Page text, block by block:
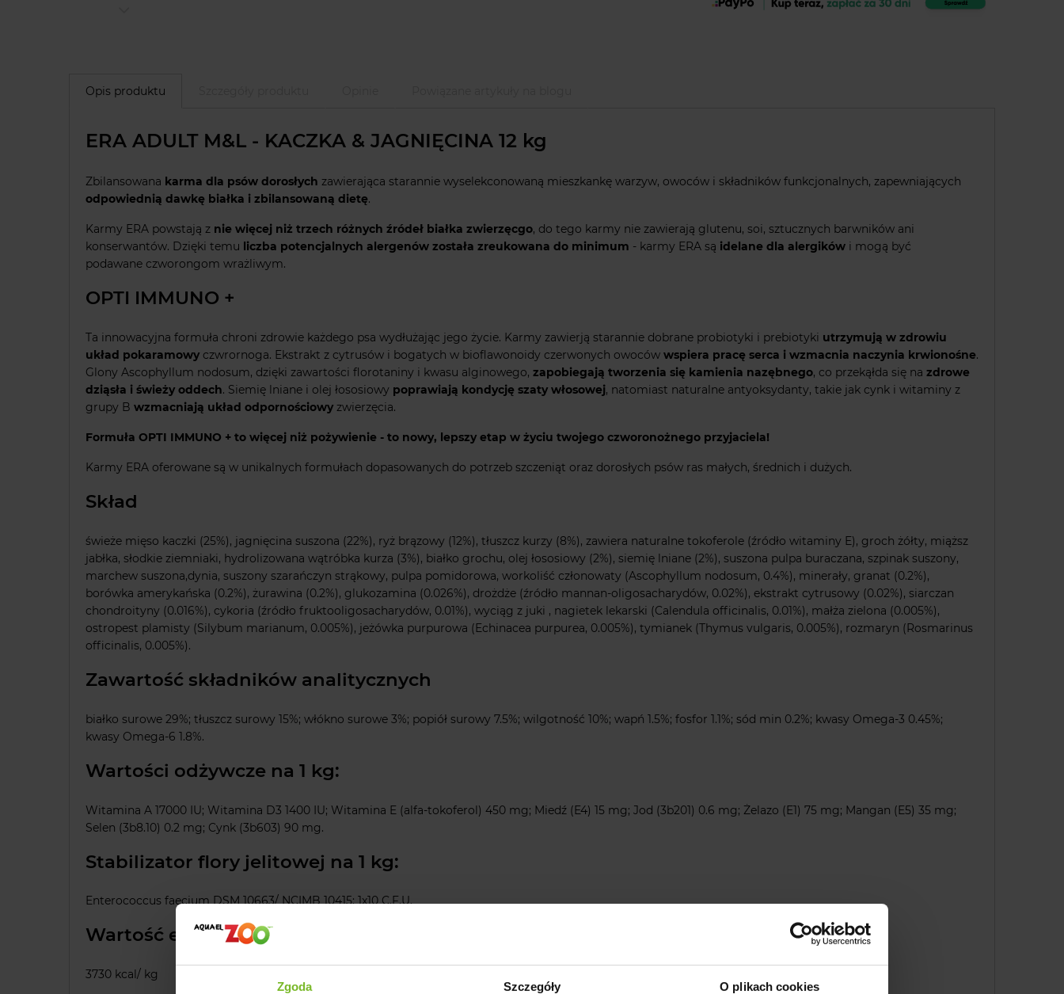
Zgoda Szczegóły O plikach cookies
Opis produktu
ERA ADULT M&L - KACZKA & JAGNIĘCINA 12 kg
Zbilansowana karma dla psów dorosłych zawierająca starannie wyselekconowaną mieszkankę warzyw, owoców i składników funkcjonalnych, zapewniających
odpowiednią dawkę białka i zbilansowaną dietę.
Karmy ERA powstają z nie więcej niż trzech różnych źródeł białka zwierzęcgo, do tego karmy nie zawierają glutenu, soi, sztucznych barwników ani
konserwantów. Dzięki temu liczba potencjalnych alergenów została zreukowana do minimum - karmy ERA są idelane dla alergików i mogą być
podawane czworongom wrażliwym.
OPTI IMMUNO +
Ta innowacyjna formuła chroni zdrowie każdego psa wydłużając jego życie. Karmy zawierją starannie dobrane probiotyki i prebiotyki utrzymują w zdrowiu
układ pokaramowy czwrornoga. Ekstrakt z cytrusów i bogatych w bioflawonoidy czerwonych owoców wspiera pracę serca i wzmacnia naczynia krwionośne.
Glony Ascophyllum nodosum, dzięki zawartości florotaniny i kwasu alginowego, zapobiegają tworzenia się kamienia nazębnego, co przekąłda się na zdrowe
dziąsła i świeży oddech. Siemię lniane i olej łososiowy poprawiają kondycję szaty włosowej, natomiast naturalne antyoksydanty, takie jak cynk i witaminy z
grupy B wzmacniają układ odpornościowy zwierzęcia.
Formuła OPTI IMMUNO + to więcej niż pożywienie - to nowy, lepszy etap w życiu twojego czworonożnego przyjaciela!
Karmy ERA oferowane są w unikalnych formułach dopasowanych do potrzeb szczeniąt oraz dorosłych psów ras małych, średnich i dużych.
Skład
świeże mięso kaczki (25%), jagnięcina suszona (22%), ryż brązowy (12%), tłuszcz kurzy (8%), zawiera naturalne tokoferole (źródło witaminy E), groch żółty, miąższ
jabłka, słodkie ziemniaki, hydrolizowana wątróbka kurza (3%), białko grochu, olej łososiowy (2%), siemię lniane (2%), suszona pulpa buraczana, szpinak suszony,
marchew suszona,dynia, suszony szarańczyn strąkowy, pulpa pomidorowa, workoliść członowaty (Ascophyllum nodosum, 0.4%), minerały, granat (0.2%),
borówka amerykańska (0.2%), żurawina (0.2%), glukozamina (0.026%), drożdże (źródło mannan-oligosacharydów, 0.02%), ekstrakt cytrusowy (0.02%), siarczan
chondroityny (0.016%), cykoria (źródło fruktooligosacharydów, 0.01%), wyciąg z juki , nagietek lekarski (Calendula officinalis, 0.01%), małża zielona (0.005%),
ostropest plamisty (Silybum marianum, 0.005%), jeżówka purpurowa (Echinacea purpurea, 0.005%), tymianek (Thymus vulgaris, 0.005%), rozmaryn (Rosmarinus
officinalis, 0.005%).
Zawartość składników analitycznych
białko surowe 29%; tłuszcz surowy 15%; włókno surowe 3%; popiół surowy 7.5%; wilgotność 10%; wapń 1.5%; fosfor 1.1%; sód min 0.2%; kwasy Omega-3 0.45%;
kwasy Omega-6 1.8%.
Wartości odżywcze na 1 kg:
Witamina A 17000 IU; Witamina D3 1400 IU; Witamina E (alfa-tokoferol) 450 mg; Miedź (E4) 15 mg; Jod (3b201) 0.6 mg; Żelazo (E1) 75 mg; Mangan (E5) 35 mg;
Selen (3b8.10) 0.2 mg; Cynk (3b603) 90 mg.
Stabilizator flory jelitowej na 1 kg:
Enterococcus faecium DSM 10663/ NCIMB 10415: 1x10 C.F.U.
Wartość energetyczna:
3730 kcal/ kg